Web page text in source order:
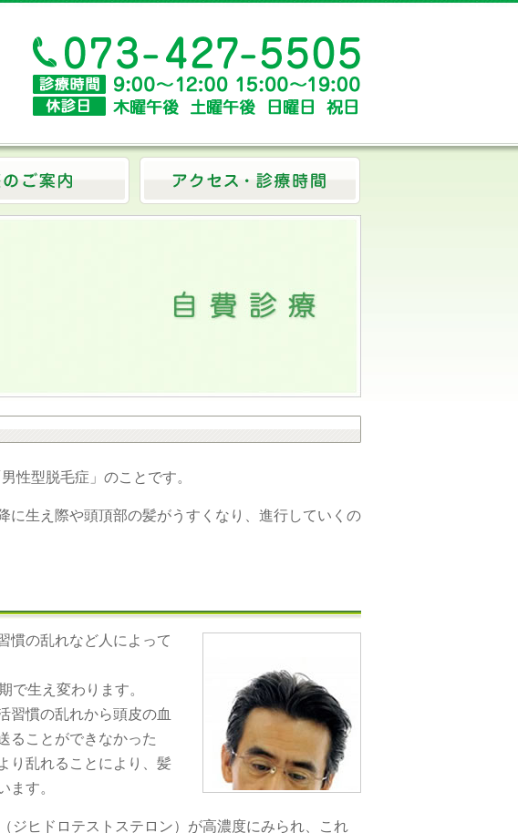
性型脱毛症」のことです。
に生え際や頭頂部の髪がうすくなり、進行していくの
慣の乱れなど人によって
で生え変わります。
習慣の乱れから頭皮の血
ることができなかった
り乱れることにより、髪
ます。
ジヒドロテストステロン）が高濃度にみられ、これ